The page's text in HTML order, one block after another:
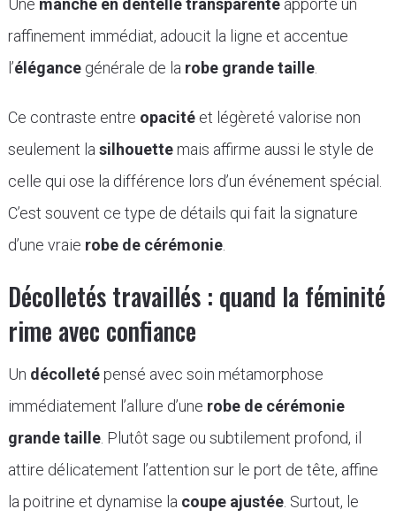
Une manche en dentelle transparenteapporte un
raffinement immédiat, adoucit la ligne et accentue
l’élégancegénérale de la robe grande taille.
Ce contraste entre opacitéet légèreté valorise non
seulement la silhouettemais affirme aussi le style de
celle qui ose la différence lors d’un événement spécial.
C’est souvent ce type de détails qui fait la signature
d’une vraie robe de cérémonie.
Décolletés travaillés : quand la féminité
rime avec confiance
Un décolletépensé avec soin métamorphose
immédiatement l’allure d’une robe de cérémonie
grande taille. Plutôt sage ou subtilement profond, il
attire délicatement l’attention sur le port de tête, affine
la poitrine et dynamise la coupe ajustée. Surtout, le